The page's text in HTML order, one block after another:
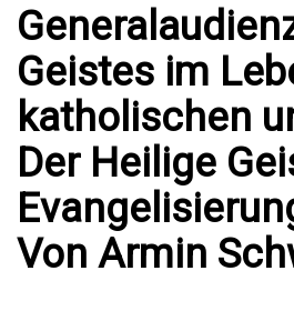
Geistes im
katholischen
Der Heilige
Von Armin